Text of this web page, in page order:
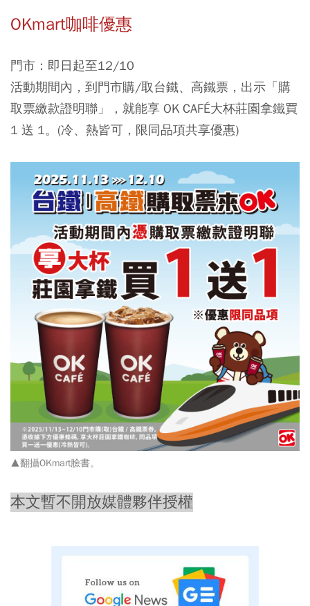
OKmart咖啡優惠
門市：即日起至12/10
活動期間內，到門市購/取台鐵、高鐵票，出示「購
取票繳款證明聯」，就能享 OK CAFÉ大杯莊園拿鐵買
1 送 1。(冷、熱皆可，限同品項共享優惠)
▲翻攝OKmart臉書。
本文暫不開放媒體夥伴授權